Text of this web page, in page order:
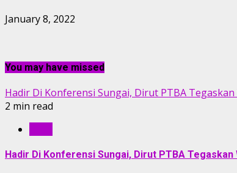
January 8, 2022
You may have missed
Hadir Di Konferensi Sungai, Dirut PTBA
2 min read
Hadir Di Konferensi Sungai, Dirut PTBA